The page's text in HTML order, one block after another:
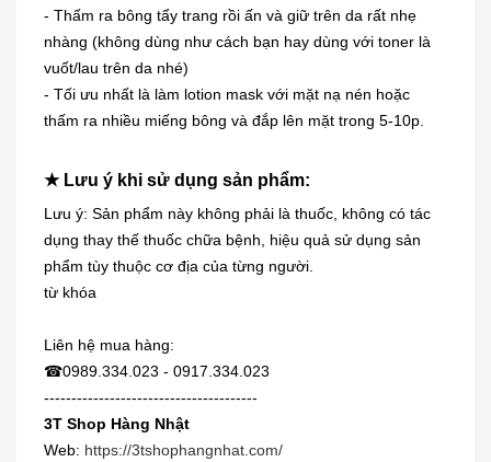
- Thấm ra bông tẩy trang rồi ấn và giữ trên da rất nhẹ
nhàng (không dùng như cách bạn hay dùng với toner là
vuốt/lau trên da nhé)
- Tối ưu nhất là làm lotion mask với mặt nạ nén hoặc
thấm ra nhiều miếng bông và đắp lên mặt trong 5-10p.
★ Lưu ý khi sử dụng sản phẩm:
Lưu ý: Sản phẩm này không phải là thuốc, không có tác
dụng thay thế thuốc chữa bệnh, hiệu quả sử dụng sản
phẩm tùy thuộc cơ địa của từng người.
từ khóa
Liên hệ mua hàng:
☎0989.334.023 - 0917.334.023
---------------------------------------
3T Shop Hàng Nhật
Web: https://3tshophangnhat.com/
Dung dịch trị mụn cóc, mắt cá,
chai...
[KIDs] Quần nỉ lót lông cừu Uniqlo